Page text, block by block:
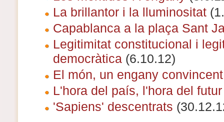
La brillantor i la lluminositat
Capablanca a la plaça Sant
Legitimitat constitucional i
democràtica(6.10.12)
El món, un engany convincent
L'hora del país, l'hora del futur
'Sapiens' descentrats